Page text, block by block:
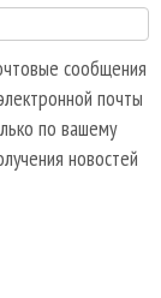
сообщения
почты
по вашему
новостей